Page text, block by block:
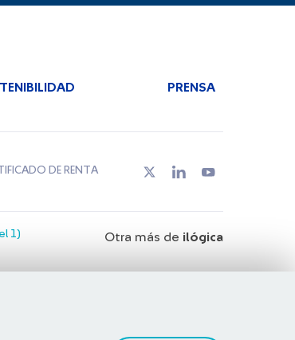
PRENSA
DE RENTA
1) Otra más de ilógica